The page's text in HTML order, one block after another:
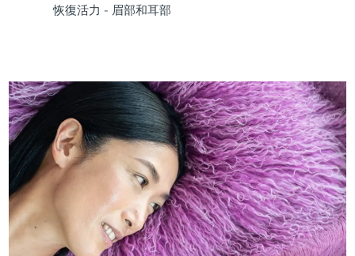
恢復活力 - 眉部和耳部